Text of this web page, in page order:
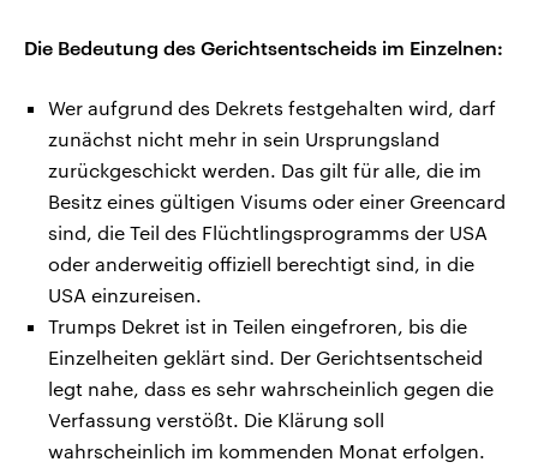
Die Bedeutung des Gerichtsentscheids im Einzelnen:
Wer aufgrund des Dekrets festgehalten wird, darf
zunächst nicht mehr in sein Ursprungsland
zurückgeschickt werden. Das gilt für alle, die im
Besitz eines gültigen Visums oder einer Greencard
sind, die Teil des Flüchtlingsprogramms der USA
oder anderweitig offiziell berechtigt sind, in die
USA einzureisen.
Trumps Dekret ist in Teilen eingefroren, bis die
Einzelheiten geklärt sind. Der Gerichtsentscheid
legt nahe, dass es sehr wahrscheinlich gegen die
Verfassung verstößt. Die Klärung soll
wahrscheinlich im kommenden Monat erfolgen.